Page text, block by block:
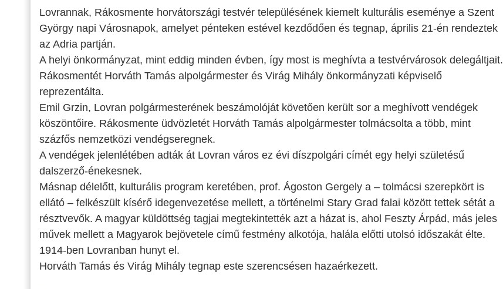
Lovrannak, Rákosmente horvátországi testvér településének kiemelt kulturális eseménye a Szent
György napi Városnapok, amelyet pénteken estével kezdődően és tegnap, április 21-én rendeztek
az Adria partján.
A helyi önkormányzat, mint eddig minden évben, így most is meghívta a testvérvárosok delegáltjait.
Rákosmentét Horváth Tamás alpolgármester és Virág Mihály önkormányzati képviselő
reprezentálta.
Emil Grzin, Lovran polgármesterének beszámolóját követően került sor a meghívott vendégek
köszöntőire. Rákosmente üdvözletét Horváth Tamás alpolgármester tolmácsolta a több, mint
százfős nemzetközi vendégseregnek.
A vendégek jelenlétében adták át Lovran város ez évi díszpolgári címét egy helyi születésű
dalszerző-énekesnek.
Másnap délelőtt, kulturális program keretében, prof. Ágoston Gergely a – tolmácsi szerepkört is
ellátó – felkészült kísérő idegenvezetése mellett, a történelmi Stary Grad falai között tettek sétát a
résztvevők. A magyar küldöttség tagjai megtekintették azt a házat is, ahol Feszty Árpád, más jeles
művek mellett a Magyarok bejövetele című festmény alkotója, halála előtti utolsó időszakát élte.
1914-ben Lovranban hunyt el.
Horváth Tamás és Virág Mihály tegnap este szerencsésen hazaérkezett.